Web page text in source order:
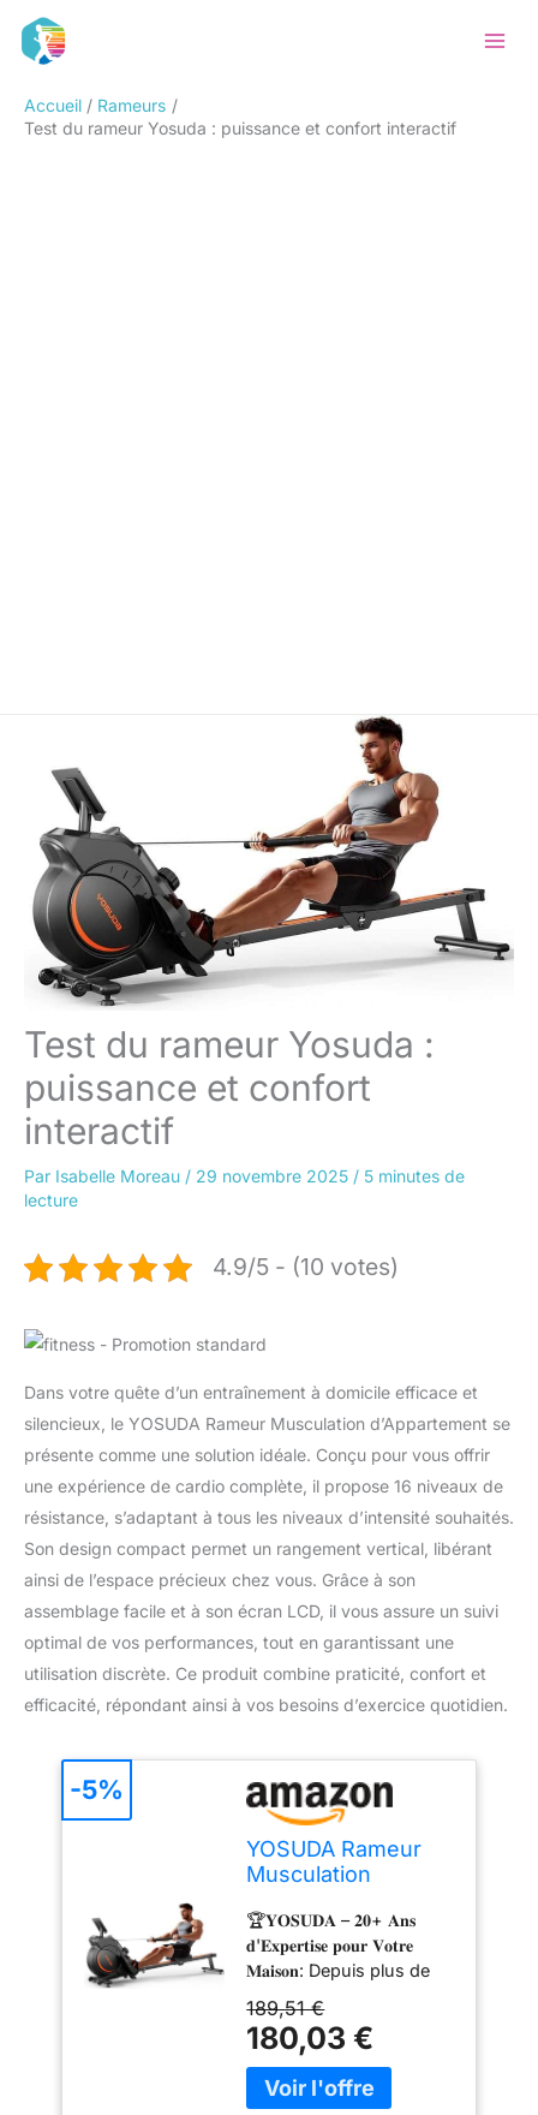
Accueil
Rameurs
Test du rameur Yosuda : puissance et confort interactif
Test du rameur Yosuda :
puissance et confort
interactif
Par Isabelle Moreau / 29 novembre 2025 / 5 minutes de
lecture
4.9/5 - (10 votes)
Dans votre quête d’un entraînement à domicile efficace et
silencieux, le YOSUDA Rameur Musculation d’Appartement se
présente comme une solution idéale. Conçu pour vous offrir
une expérience de cardio complète, il propose 16 niveaux de
résistance, s’adaptant à tous les niveaux d’intensité souhaités.
Son design compact permet un rangement vertical, libérant
ainsi de l’espace précieux chez vous. Grâce à son
assemblage facile et à son écran LCD, il vous assure un suivi
optimal de vos performances, tout en garantissant une
utilisation discrète. Ce produit combine praticité, confort et
efficacité, répondant ainsi à vos besoins d’exercice quotidien.
YOSUDA Rameur
Musculation
Interactif, High-
Power 16 Niveaux
(41kg), APP/BT,
Silencieux, Facile à
Assembler, Pliable,
Idéal 1.35-2m,
rameur Pliable
Appart
🏆𝐘𝐎𝐒𝐔𝐃𝐀 – 𝟐𝟎+ 𝐀𝐧𝐬
𝐝'𝐄𝐱𝐩𝐞𝐫𝐭𝐢𝐬𝐞 𝐩𝐨𝐮𝐫 𝐕𝐨𝐭𝐫𝐞
𝐌𝐚𝐢𝐬𝐨𝐧: Depuis plus de
et fabriquons des
équipements de fitness
durables et de haute
qualité pour un usage
189,51 €
180,03 €
-5%
Rechercher